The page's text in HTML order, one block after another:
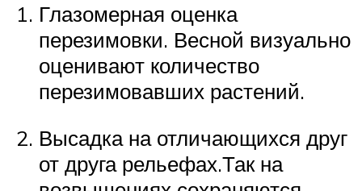
Глазомерная оценка
перезимовки. Весной визуально
оценивают количество
перезимовавших растений.
Высадка на отличающихся друг
от друга рельефах.Так на